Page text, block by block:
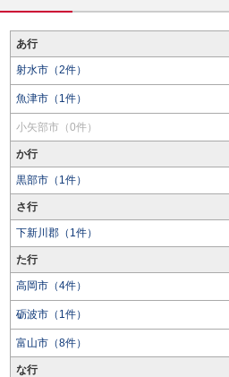
あ行
射水市（2件）
魚津市（1件）
小矢部市（0件）
か行
黒部市（1件）
さ行
下新川郡（1件）
た行
高岡市（4件）
砺波市（1件）
富山市（8件）
な行